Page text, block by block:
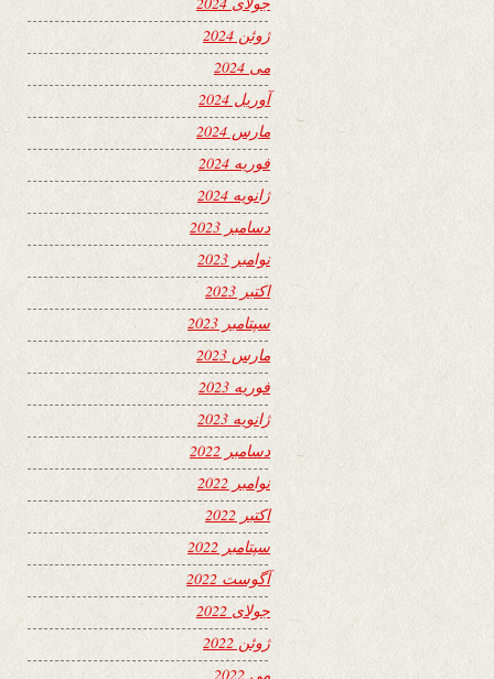
ژوئن 2024
می 2024
آوریل 2024
مارس 2024
فوریه 2024
ژانویه 2024
دسامبر 2023
نوامبر 2023
اکتبر 2023
سپتامبر 2023
مارس 2023
فوریه 2023
ژانویه 2023
دسامبر 2022
نوامبر 2022
اکتبر 2022
سپتامبر 2022
آگوست 2022
جولای 2022
ژوئن 2022
می 2022